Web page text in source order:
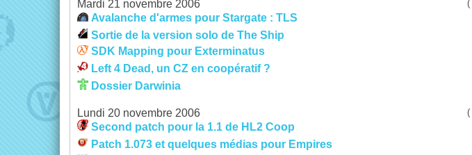
(
Mardi 21 novembre 2006
Avalanche d'armes pour Stargate : TLS
Sortie de la version solo de The Ship
SDK Mapping pour Exterminatus
Left 4 Dead, un CZ en coopératif ?
Dossier Darwinia
(
Lundi 20 novembre 2006
Second patch pour la 1.1 de HL2 Coop
Patch 1.073 et quelques médias pour Empires